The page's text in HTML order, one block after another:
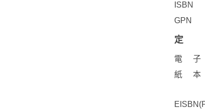
ISBN
GPN
定
電
紙